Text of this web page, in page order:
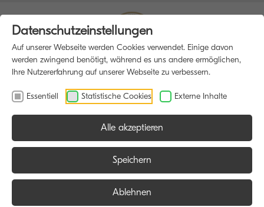
Datenschutzeinstellungen
Auf unserer Webseite werden Cookies verwendet. Einige davon
werden zwingend benötigt, während es uns andere ermöglichen,
Ihre Nutzererfahrung auf unserer Webseite zu verbessern.
Essentiell Statistische Cookies Externe Inhalte
Alle akzeptieren
Speichern
Ablehnen